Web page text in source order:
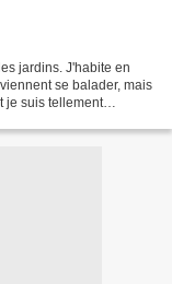
jardins. J'habite en
se balader, mais
je suis tellement